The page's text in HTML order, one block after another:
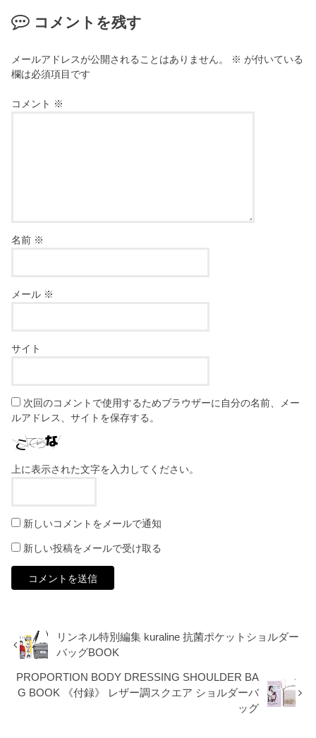
コメントを残す
メールアドレスが公開されることはありません。 ※ が付いている
欄は必須項目です
コメント ※
名前 ※
メール ※
サイト
次回のコメントで使用するためブラウザーに自分の名前、メー
ルアドレス、サイトを保存する。
上に表示された文字を入力してください。
新しいコメントをメールで通知
新しい投稿をメールで受け取る
リンネル特別編集 kuraline 抗菌ポケットショルダー
バッグBOOK
PROPORTION BODY DRESSING SHOULDER BA
G BOOK 《付録》 レザー調スクエア ショルダーバ
ッグ